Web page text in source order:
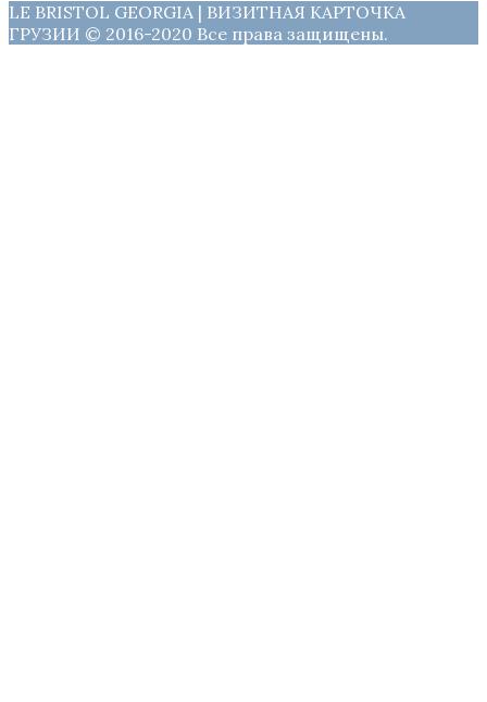
LE BRISTOL GEORGIA | ВИЗИТНАЯ КАРТОЧКА
ГРУЗИИ © 2016-2020 Все права защищены.